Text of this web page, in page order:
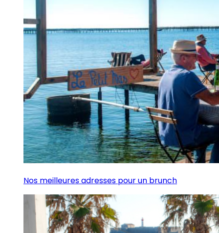
Nos meilleures adresses pour un brunch